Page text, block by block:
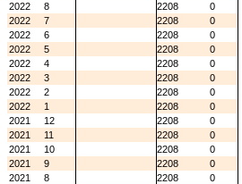
2022
8 2208
0
2022
7 2208
0
2022
6 2208
0
2022
5 2208
0
2022
4 2208
0
2022
3 2208
0
2022
2 2208
0
2022
1 2208
0
2021
12 2208
0
2021
11 2208
0
2021
10 2208
0
2021
9 2208
0
2021
8 2208
0